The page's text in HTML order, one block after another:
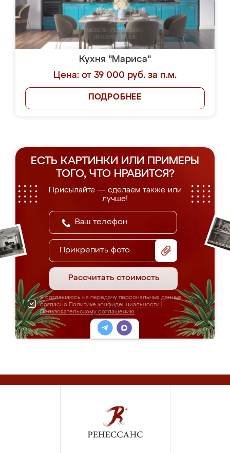
Кухня "Мариса"
Цена: от 39 000 руб. за п.м.
ПОДРОБНЕЕ
ЕСТЬ КАРТИНКИ ИЛИ ПРИМЕРЫ
ТОГО, ЧТО НРАВИТСЯ?
Присылайте — сделаем также или
лучше!
Прикрепить фото
Рассчитать стоимость
Я соглашаюсь на передачу персональных данных
согласно Политике конфиденциальности
Пользовательскому соглашению